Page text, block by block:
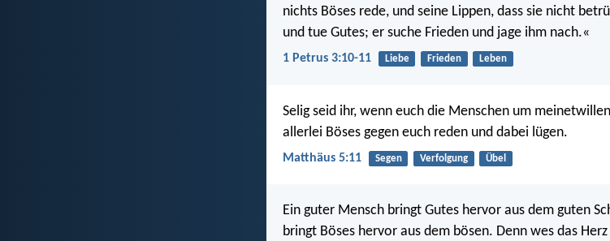
nichts Böses rede, und seine Lippen, dass sie nicht
und tue Gutes; er suche Frieden und jage ihm nach.«
1 Petrus 3:10-11 Liebe Frieden Leben
Selig seid ihr, wenn euch die Menschen um
allerlei Böses gegen euch reden und dabei lügen.
Matthäus 5:11 Segen Verfolgung Übel
Ein guter Mensch bringt Gutes hervor aus dem guten
bringt Böses hervor aus dem bösen. Denn wes das